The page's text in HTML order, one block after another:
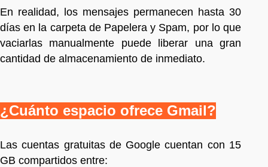
En realidad, los mensajes permanecen hasta 30
días en la carpeta de Papelera y Spam, por lo que
vaciarlas manualmente puede liberar una gran
cantidad de almacenamiento de inmediato.
¿Cuánto espacio ofrece Gmail?
Las cuentas gratuitas de Google cuentan con 15
GB compartidos entre: